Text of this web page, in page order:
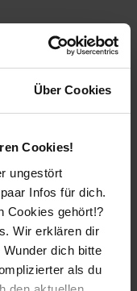
Über Cookies
Cookies!
ungestört
Infos für dich.
Cookies gehört!?
Wir erklären dir
dich bitte
als du
Ruhland-
ist ein
starker Partner
in der
Hessen sowie
375 Mio. Euro ist
im
Ingenieure,
Sanierung und